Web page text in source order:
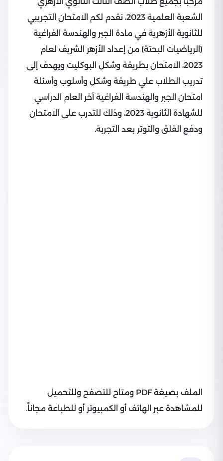
الشعبة العلمية 2023، نقدم لكم الامتحان التجريبي
للثانوية الأزهرية في مادة الجبر والهندسة الفراغية
(الرياضيات البحتة) من إعداد الأزهر الشريف لعام
2023، الامتحان بطريقة وشكل البوكليت ويهدف إلى
تدريب الطلاب علي طريقة وشكل وأسلوب وأسئلة
امتحان الجبر والهندسة الفراغية آخر العام الدراسي
للشهادة الثانوية 2023، وذلك للتدرب على الامتحان
ودفع القلق والتوتر بعد التجربة.
الملف بصيغة PDF ومتاح للتصفح وللتحميل
للمشاهدة عبر الهاتف أو الكمبيوتر أو للطباعة مجاناً.